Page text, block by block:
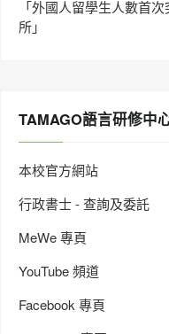
「外國人留學生人數首
所」
TAMAGO語言研修中
本校官方網站
行政書士 - 查詢及委託
MeWe 專頁
YouTube 頻道
Facebook 專頁